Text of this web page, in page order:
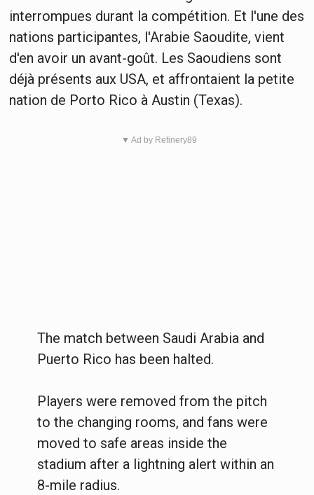
interrompues durant la compétition. Et l'une des
nations participantes, l'Arabie Saoudite, vient
d'en avoir un avant-goût. Les Saoudiens sont
déjà présents aux USA, et affrontaient la petite
nation de Porto Rico à Austin (Texas).
▼ Ad by Refinery89
The match between Saudi Arabia and
Puerto Rico has been halted.
Players were removed from the pitch
to the changing rooms, and fans were
moved to safe areas inside the
stadium after a lightning alert within an
8-mile radius.